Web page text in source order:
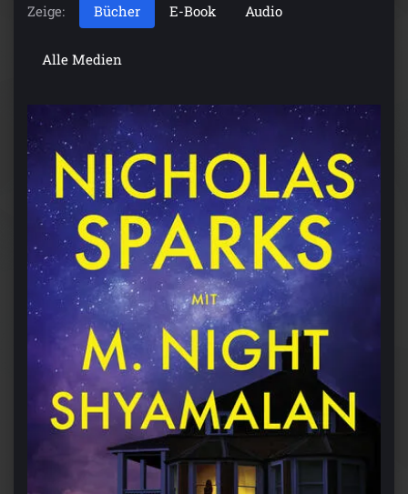
Zeige: Bücher E-Book Audio
Alle Medien